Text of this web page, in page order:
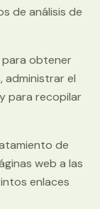
de análisis de
para obtener
administrar el
para recopilar
de
web a las
enlaces